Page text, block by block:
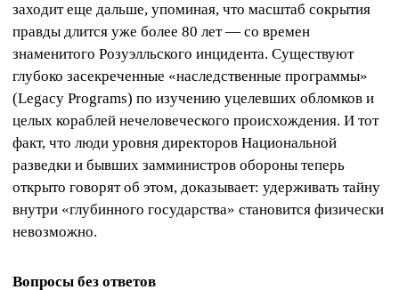
заходит еще дальше, упоминая, что масштаб сокрытия
правды длится уже более 80 лет — со времен
знаменитого Розуэлльского инцидента. Существуют
глубоко засекреченные «наследственные программы»
(Legacy Programs) по изучению уцелевших обломков и
целых кораблей нечеловеческого происхождения. И тот
факт, что люди уровня директоров Национальной
разведки и бывших замминистров обороны теперь
открыто говорят об этом, доказывает: удерживать тайну
внутри «глубинного государства» становится физически
невозможно.
Вопросы без ответов